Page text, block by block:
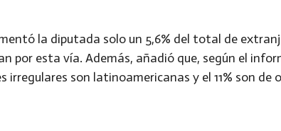
la diputada solo un 5,6% del total de
por esta vía. Además, añadió que, según el
irregulares son latinoamericanas y el 11% son de